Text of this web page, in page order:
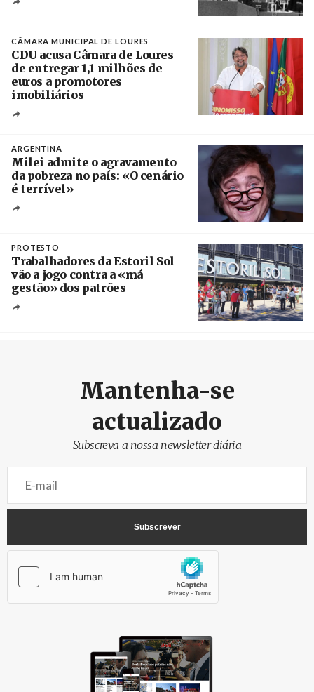
CÂMARA MUNICIPAL DE LOURES
CDU acusa Câmara de Loures
de entregar 1,1 milhões de
euros a promotores
imobiliários
ARGENTINA
Milei admite o agravamento
da pobreza no país: «O cenário
é terrível»
PROTESTO
Trabalhadores da Estoril Sol
vão a jogo contra a «má
gestão» dos patrões
Mantenha-se
actualizado
Subscreva a nossa newsletter diária